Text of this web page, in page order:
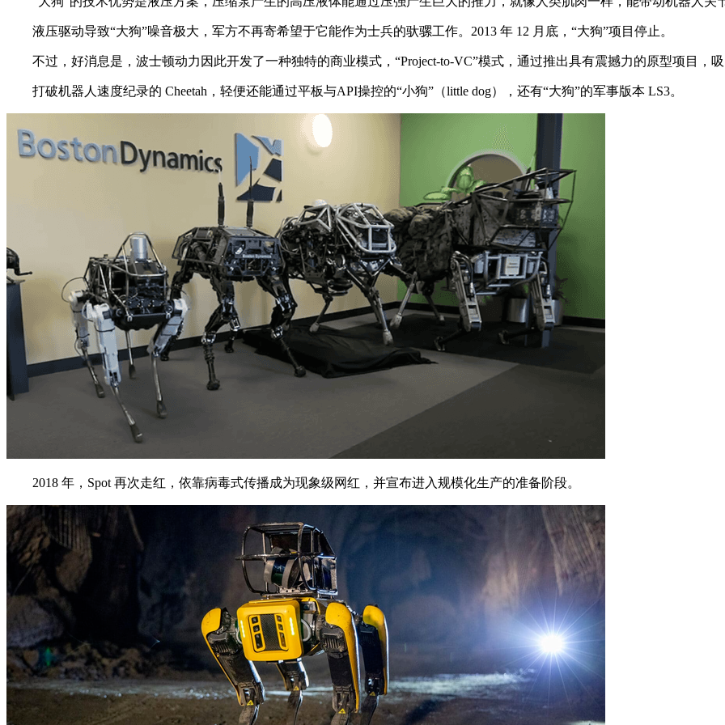
液压驱动导致“大狗”噪音极大，军方不再寄希望于它能作为士兵的驮骡工作。2013 年 12 月底，“大狗”项目停止。
不过，好消息是，波士顿动力因此开发了一种独特的商业模式，“Project-to-VC”模式，通过推出具有震撼力的原型项目，
打破机器人速度纪录的 Cheetah，轻便还能通过平板与API操控的“小狗”（little dog），还有“大狗”的军事版本 LS3。
2018 年，Spot 再次走红，依靠病毒式传播成为现象级网红，并宣布进入规模化生产的准备阶段。